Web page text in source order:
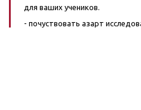
для ваших учеников.
- почуствовать азарт